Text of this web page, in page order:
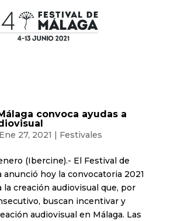
convoca ayudas a
Ene 27, 2021 | Festivales
(Ibercine).- El Festival de
anunció hoy la convocatoria 2021
la creación audiovisual que, por
buscan incentivar y
audiovisual en Málaga. Las